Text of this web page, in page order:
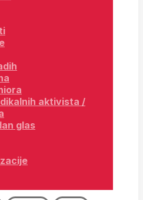
aktivista /
glas